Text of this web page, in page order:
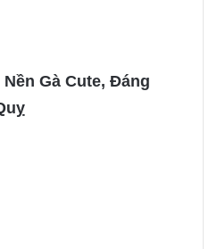
Gà Cute, Đáng